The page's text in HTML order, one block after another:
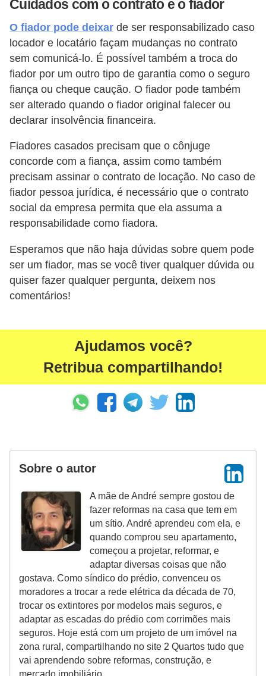
Cuidados com o contrato e o fiador
O fiador pode deixar de ser responsabilizado caso
locador e locatário façam mudanças no contrato
sem comunicá-lo. É possível também a troca do
fiador por um outro tipo de garantia como o seguro
fiança ou cheque caução. O fiador pode também
ser alterado quando o fiador original falecer ou
declarar insolvência financeira.
Fiadores casados precisam que o cônjuge
concorde com a fiança, assim como também
precisam assinar o contrato de locação. No caso de
fiador pessoa jurídica, é necessário que o contrato
social da empresa permita que ela assuma a
responsabilidade como fiadora.
Esperamos que não haja dúvidas sobre quem pode
ser um fiador, mas se você tiver qualquer dúvida ou
quiser fazer qualquer pergunta, deixem nos
comentários!
Ajudamos você?
Retribua compartilhando!
Sobre o autor
A mãe de André sempre gostou de
fazer reformas na casa que tem em
um sítio. André aprendeu com ela, e
quando comprou seu apartamento,
começou a projetar, reformar, e
adaptar diversas coisas que não
gostava. Como síndico do prédio, convenceu os
moradores a trocar a rede elétrica da década de 70,
trocar os extintores por modelos mais seguros, e
adaptar as escadas do prédio com corrimões mais
seguros. Hoje está com um projeto de um imóvel na
zona rural, compartilhando no site 2 Quartos tudo que
vai aprendendo sobre reformas, construção, e
mercado imobiliário.